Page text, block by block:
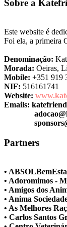
Sobre a
Este website é
Foi ela, a primeira
Denominação:
Morada: Oeiras,
Mobile: +351 919
NIF: 516161741
Website:
Emails:
Partners
•
• Adoromimos -
• Amigos dos
• Anima
• As Melhores
• Carlos Santos